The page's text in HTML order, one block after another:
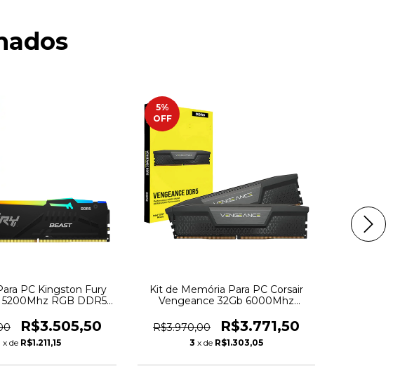
PC Kingston Fury
RGB DDR5 -
R$3.505,50
x de R$1.211,15
5%
OFF
Kit de Memória Para PC Corsair
Vengeance 32Gb 6000Mhz
CMK32GX5M2E6000C36 - 5823
R$3.970,00 R$3.771,50
3 x de R$1.303,05